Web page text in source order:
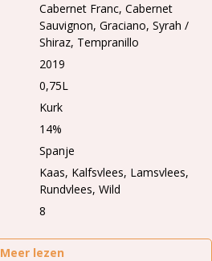
Cabernet Franc Cabernet
Sauvignon Graciano Syrah /
Shiraz Tempranillo
2019
0,75L
Kurk
14%
Spanje
Kaas, Kalfsvlees, Lamsvlees,
Rundvlees, Wild
8
Meer lezen